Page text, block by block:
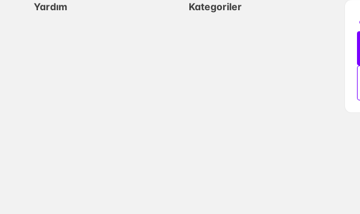
Yardım
Kategoriler